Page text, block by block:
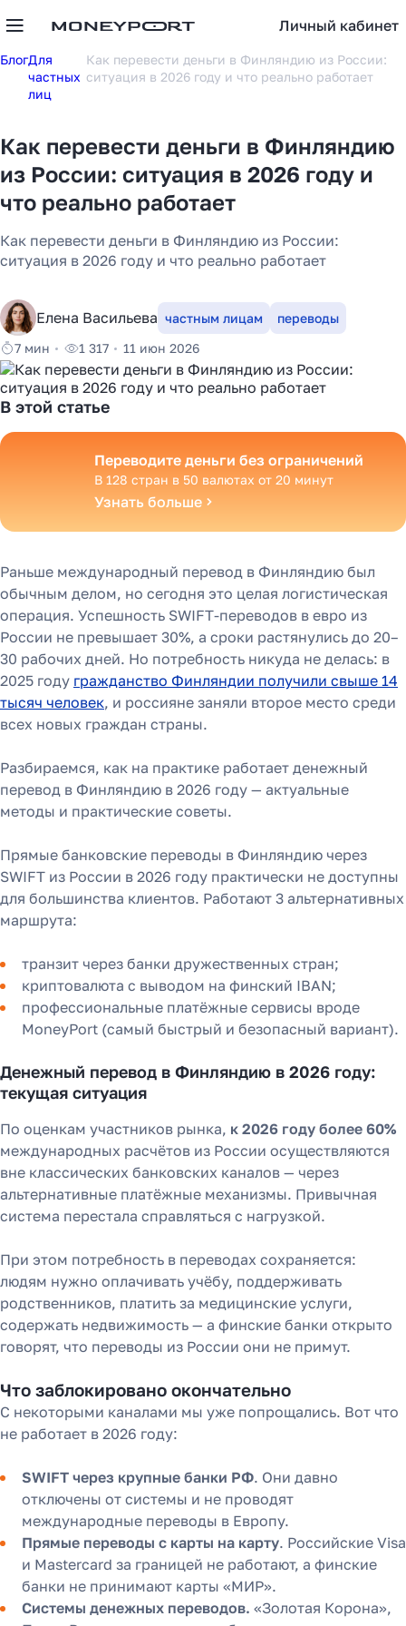
Личный кабинет
БлогДля
частных
лиц
Как перевести деньги в Финляндию из России:
ситуация в 2026 году и что реально работает
Как перевести деньги в Финляндию
из России: ситуация в 2026 году и
что реально работает
Как перевести деньги в Финляндию из России:
ситуация в 2026 году и что реально работает
Елена Васильева частным лицам
переводы
7 мин
1 317 11 июн 2026
В этой статье
Переводите деньги без ограничений
В 128 стран в 50 валютах от 20 минут
Узнать больше
Раньше международный перевод в Финляндию был
обычным делом, но сегодня это целая логистическая
операция. Успешность SWIFT-переводов в евро из
России не превышает 30%, а сроки растянулись до 20–
30 рабочих дней. Но потребность никуда не делась: в
2025 году гражданство Финляндии получили свыше 14
тысяч человек, и россияне заняли второе место среди
всех новых граждан страны.
Разбираемся, как на практике работает денежный
перевод в Финляндию в 2026 году — актуальные
методы и практические советы.
Прямые банковские переводы в Финляндию через
SWIFT из России в 2026 году практически не доступны
для большинства клиентов. Работают 3 альтернативных
маршрута:
транзит через банки дружественных стран;
криптовалюта с выводом на финский IBAN;
профессиональные платёжные сервисы вроде
MoneyPort (самый быстрый и безопасный вариант).
Денежный перевод в Финляндию в 2026 году:
текущая ситуация
По оценкам участников рынка, к 2026 году более 60%
международных расчётов из России осуществляются
вне классических банковских каналов — через
альтернативные платёжные механизмы. Привычная
система перестала справляться с нагрузкой.
При этом потребность в переводах сохраняется:
людям нужно оплачивать учёбу, поддерживать
родственников, платить за медицинские услуги,
содержать недвижимость — а финские банки открыто
говорят, что переводы из России они не примут.
Что заблокировано окончательно
С некоторыми каналами мы уже попрощались. Вот что
не работает в 2026 году:
SWIFT через крупные банки РФ. Они давно
отключены от системы и не проводят
международные переводы в Европу.
Прямые переводы с карты на карту. Российские Visa
и Mastercard за границей не работают, а финские
банки не принимают карты «МИР».
Системы денежных переводов. «Золотая Корона»,